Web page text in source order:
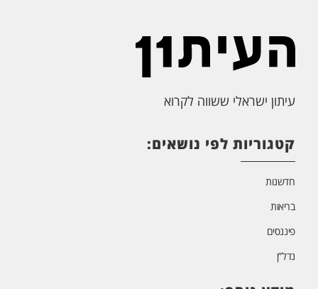
עיתון ישראלי ששווה לקרוא
קטגוריות לפי נושאים:
חדשנות
בריאות
פיננסים
נדל”ן